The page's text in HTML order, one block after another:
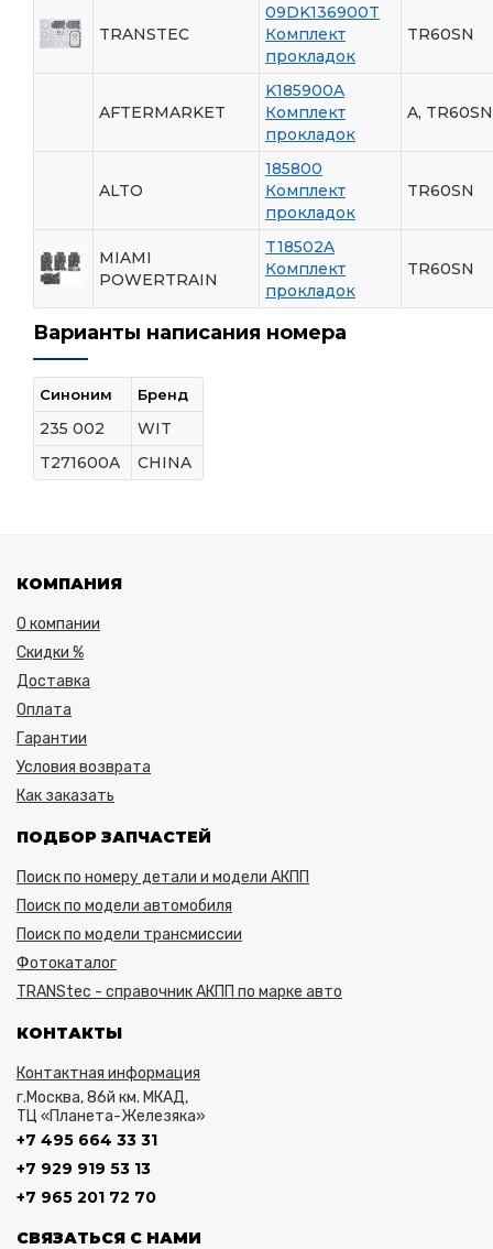
TRANSTEC
09DK136900T
Комплект
прокладок
TR60SN
AFTERMARKET
K185900A
Комплект
прокладок
A, TR60SN
ALTO
185800
Комплект
прокладок
TR60SN
MIAMI
POWERTRAIN
T18502A
Комплект
прокладок
TR60SN
Варианты написания номера
Синоним Бренд
235 002
WIT
T271600A
CHINA
КОМПАНИЯ
О компании
Скидки %
Доставка
Оплата
Гарантии
Условия возврата
Как заказать
ПОДБОР ЗАПЧАСТЕЙ
Поиск по номеру детали и модели АКПП
Поиск по модели автомобиля
Поиск по модели трансмиссии
Фотокаталог
TRANStec - справочник АКПП по марке авто
КОНТАКТЫ
Контактная информация
г.Москва, 86й км. МКАД,
ТЦ «Планета-Железяка»
+7 495 664 33 31
+7 929 919 53 13
+7 965 201 72 70
СВЯЗАТЬСЯ С НАМИ